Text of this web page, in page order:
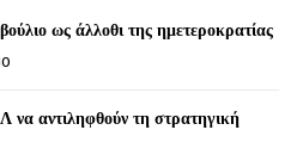
ως άλλοθι της ημετεροκρατίας
αντιληφθούν τη στρατηγική